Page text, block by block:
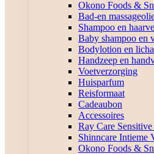
Okono Foods &
Bad-en
Shampoo en
Baby shampoo en
Bodylotion en
Handzeep en
Voetverzorging
Huisparfum
Reisformaat
Cadeaubon
Accessoires
Ray Care
Shinncare Intieme
Okono Foods &